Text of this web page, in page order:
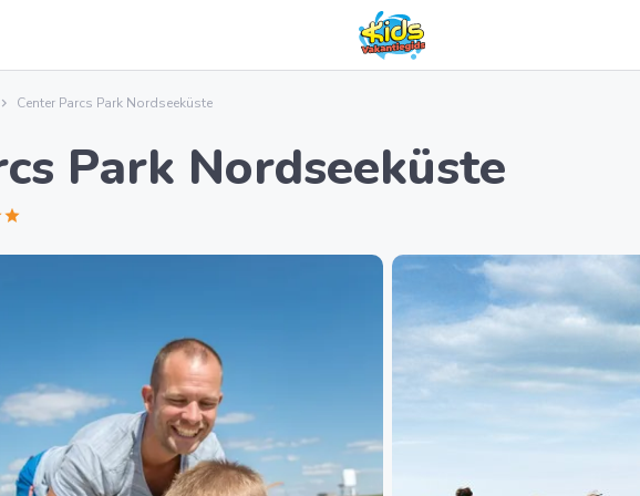
Center Parcs Park Nordseeküste
Park Nordseeküste
star